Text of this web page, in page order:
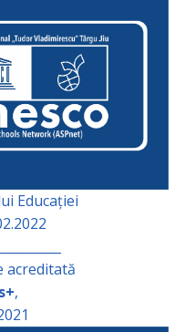
Educației
acreditată
,